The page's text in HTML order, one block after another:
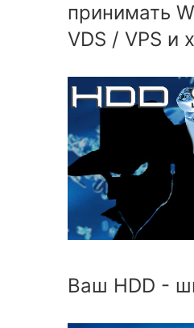
принимать
VDS / VPS и
Ваш HDD -